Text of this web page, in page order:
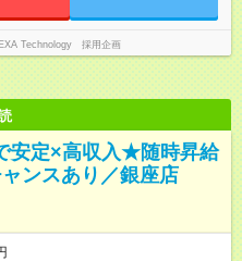
Technology 採用企画
安定×高収入★随時昇給
ンスあり／銀座店